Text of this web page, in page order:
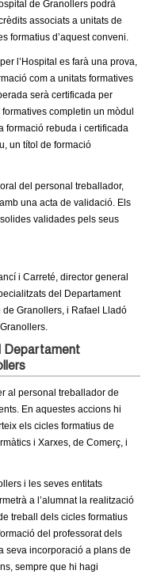
de Granollers podrà
associats a unitats de
formatius d’aquest conveni.
l’Hospital es farà una prova,
com a unitats formatives
serà certificada per
completin un mòdul
formació rebuda i certificada
un títol de formació
del personal treballador,
una acta de validació. Els
validades pels seus
i Carreté, director general
del Departament
Granollers, i Rafael Lladó
Departament
al personal treballador de
En aquestes accions hi
els cicles formatius de
i Xarxes, de Comerç, i
i les seves entitats
a l’alumnat la realització
treball dels cicles formatius
del professorat dels
seva incorporació a plans de
sempre que hi hagi